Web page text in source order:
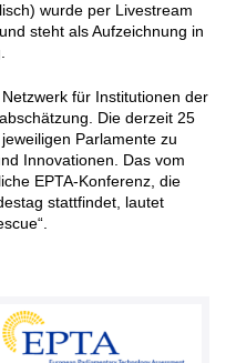
wurde per Livestream
steht als Aufzeichnung in
für Institutionen der
Die derzeit 25
Parlamente zu
Innovationen. Das vom
EPTA-Konferenz, die
stattfindet, lautet